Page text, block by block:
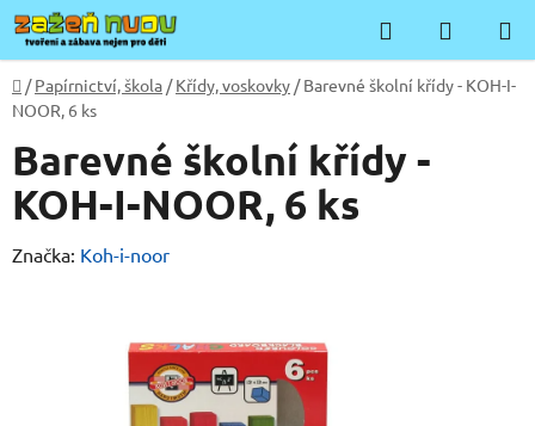
Přejít
na
obsah
Hledat
KOŠÍK
Domů
/ Papírnictví, škola / Křídy, voskovky / Barevné školní křídy - KOH-I-
NOOR, 6 ks
Barevné školní křídy -
KOH-I-NOOR, 6 ks
Značka: Koh-i-noor